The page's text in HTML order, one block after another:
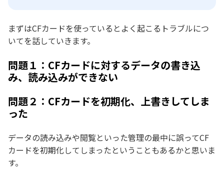
まずはCFカードを使っているとよく起こるトラブルにつ
いてを話していきます。
問題１：CFカードに対するデータの書き込
み、読み込みができない
問題２：CFカードを初期化、上書きしてしま
った
データの読み込みや閲覧といった管理の最中に誤ってCF
カードを初期化してしまったということもあるかと思いま
す。